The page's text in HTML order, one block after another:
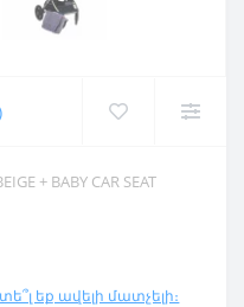
+ BABY CAR SEAT
եք ավելի մատչելի։